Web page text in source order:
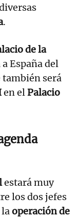
.
de la
España del
también será
en elPalacio
estará muy
los dos jefes
operación de